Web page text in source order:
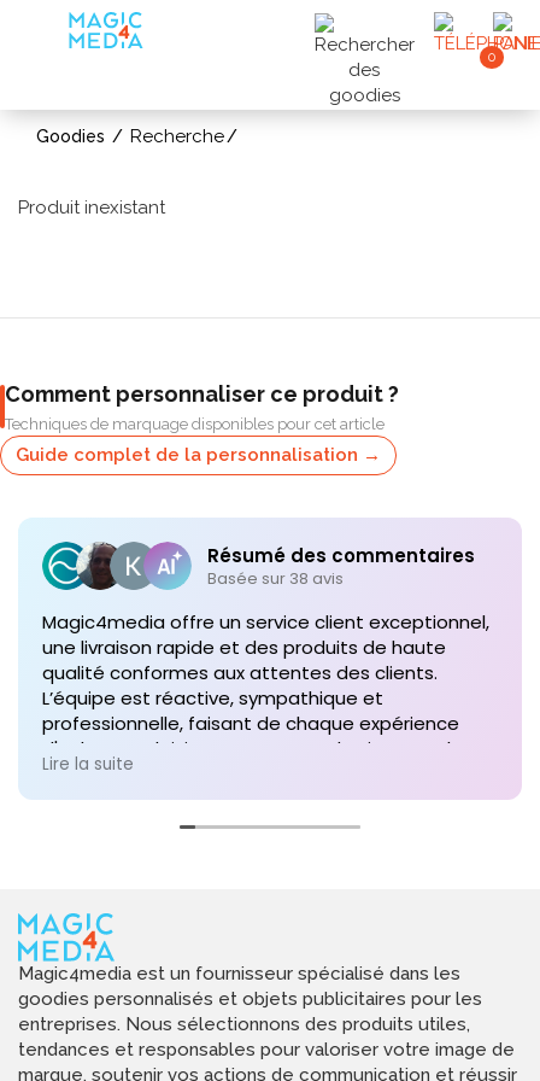
0
Goodies Recherche
Produit inexistant
Comment personnaliser ce produit ?
Techniques de marquage disponibles pour cet article
Guide complet de la personnalisation →
Résumé des commentaires
Basée sur 38 avis
Magic4media offre un service client exceptionnel,
une livraison rapide et des produits de haute
qualité conformes aux attentes des clients.
L’équipe est réactive, sympathique et
professionnelle, faisant de chaque expérience
d'achat un plaisir. Je recommande vivement leurs
services pour toute commande future de produits
personnalisés !
Lire la suite
Magic4media est un fournisseur spécialisé dans les
goodies personnalisés et objets publicitaires pour les
entreprises. Nous sélectionnons des produits utiles,
tendances et responsables pour valoriser votre image de
marque, soutenir vos actions de communication et réussir